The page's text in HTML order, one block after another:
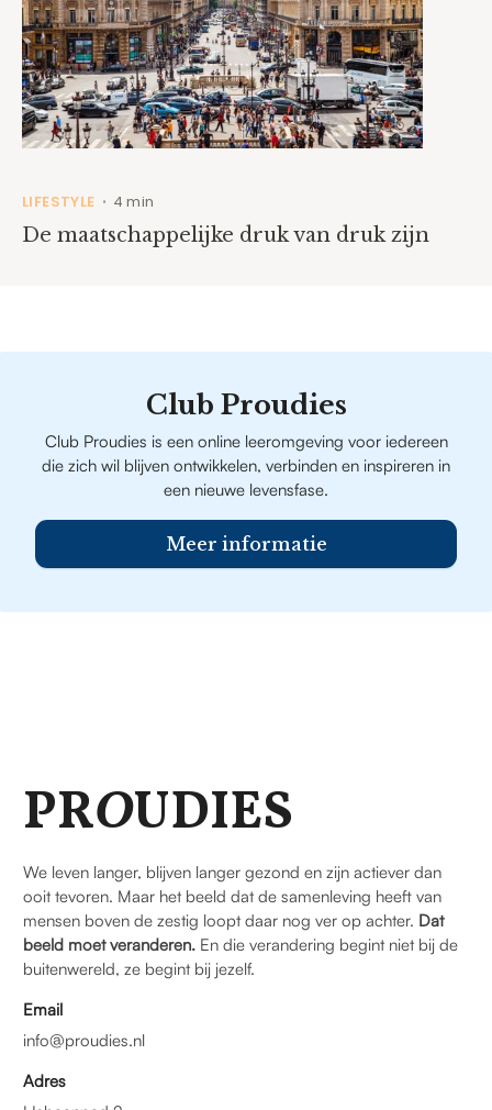
LIFESTYLE • 4 min
De maatschappelijke druk van druk zijn
Club Proudies
Club Proudies is een online leeromgeving voor iedereen
die zich wil blijven ontwikkelen, verbinden en inspireren in
een nieuwe levensfase.
Meer informatie
PROUDIES
We leven langer, blijven langer gezond en zijn actiever dan
ooit tevoren. Maar het beeld dat de samenleving heeft van
mensen boven de zestig loopt daar nog ver op achter. Dat
beeld moet veranderen. En die verandering begint niet bij de
buitenwereld, ze begint bij jezelf.
Email
info@proudies.nl
Adres